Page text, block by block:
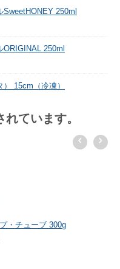
250ml
ORIGINAL 250ml
15cm（冷凍）
ています。
・チューブ 300g